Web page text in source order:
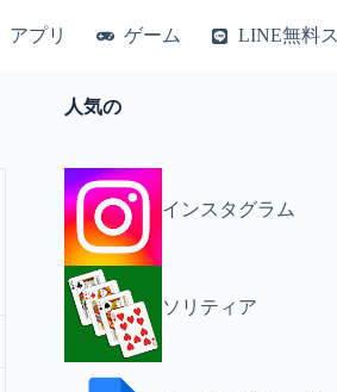
アプリ ゲーム LINE無料
人気の
インスタグラム
ソリティア